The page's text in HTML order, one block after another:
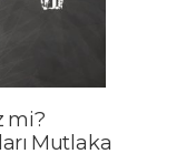
mi?
Mutlaka